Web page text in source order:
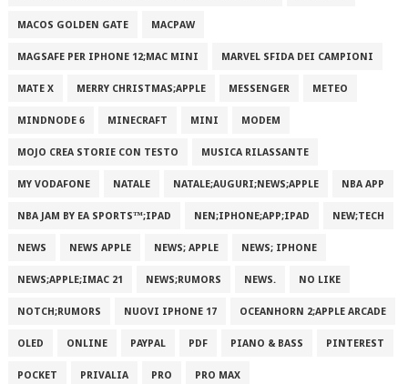
MACOS GOLDEN GATE MACPAW
MAGSAFE PER IPHONE 12;MAC MINI MARVEL SFIDA DEI CAMPIONI
MATE X MERRY CHRISTMAS;APPLE MESSENGER METEO
MINDNODE 6 MINECRAFT MINI MODEM
MOJO CREA STORIE CON TESTO MUSICA RILASSANTE
MY VODAFONE NATALE NATALE;AUGURI;NEWS;APPLE NBA APP
NBA JAM BY EA SPORTS™;IPAD NEN;IPHONE;APP;IPAD NEW;TECH
NEWS NEWS APPLE NEWS; APPLE NEWS; IPHONE
NEWS;APPLE;IMAC 21 NEWS;RUMORS NEWS. NO LIKE
NOTCH;RUMORS NUOVI IPHONE 17 OCEANHORN 2;APPLE ARCADE
OLED ONLINE PAYPAL PDF PIANO & BASS PINTEREST
POCKET PRIVALIA PRO PRO MAX